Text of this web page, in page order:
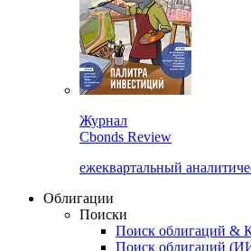
Cbonds Review
ежеквартальный